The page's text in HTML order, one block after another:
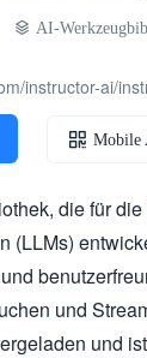
AI-
instructor-ai/
Mobile
die für
(LLMs)
und
und